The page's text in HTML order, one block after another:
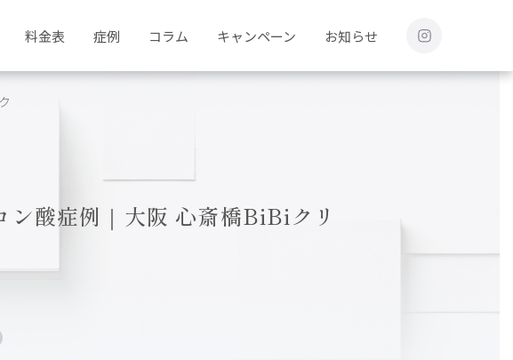
料金表 症例 コラム キャンペーン お知らせ
ン酸症例｜大阪 心斎橋BiBiクリ